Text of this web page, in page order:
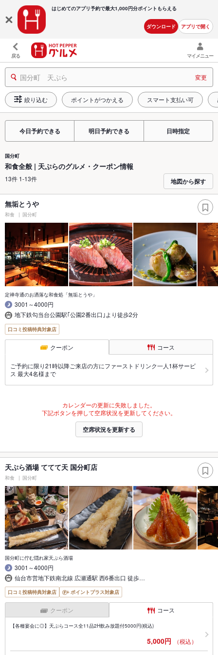
はじめてのアプリ予約で最大1,000円分ポイントもらえる
ダウンロード アプリで開く
戻る マイメニュー
国分町 天ぷら 変更
絞り込む ポイントがつかえる スマート支払い可
今日予約できる 明日予約できる 日時指定
国分町
和食全般 | 天ぷらのグルメ・クーポン情報
13件 1-13件 地図から探す
無垢とうや
和食 国分町
定禅寺通のお洒落な和食処「無垢とうや」
3001～4000円
地下鉄勾当台公園駅｢公園2番出口｣より徒歩2分
口コミ投稿特典対象店
クーポン コース
ご予約に限り21時以降ご来店の方にファーストドリンク一人1杯サービ
ス 最大4名様まで
カレンダーの更新に失敗しました。
下記ボタンを押して空席状況を更新してください。
空席状況を更新する
天ぷら酒場 ててて天 国分町店
和食 国分町
国分町に佇む隠れ家天ぷら酒場
3001～4000円
仙台市営地下鉄南北線 広瀬通駅 西6番出口 徒歩…
口コミ投稿特典対象店 ポイントプラス対象店
クーポン コース
【各種宴会に◎】天ぷらコース全11品2H飲み放題付5000円(税込)
5,000円 （税込）